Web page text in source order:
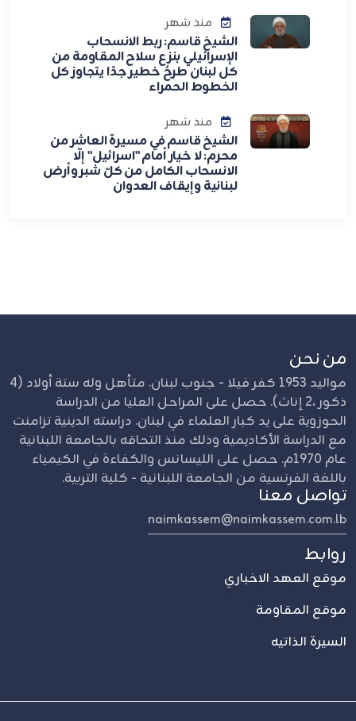
منذ شهر
الشيخ قاسم: ربط الانسحاب
الإسرائيلي بنزع سلاح المقاومة من
كل لبنان طرحٌ خطير جدًا يتجاوز كل
الخطوط الحمراء
منذ شهر
الشيخ قاسم في مسيرة العاشر من
محرم: لا خيار أمام "اسرائيل" إلّا
الانسحاب الكامل من كلّ شبر وأرض
لبنانية وإيقاف العدوان
من نحن
مواليد 1953 كفر فيلا - جنوب لبنان. متأهل وله ستة أولاد (4
ذكور ،2 إناث). حصل على المراحل العليا من الدراسة
الحوزوية على يد كبار العلماء في لبنان. دراسته الدينية تزامنت
مع الدراسة الأكاديمية وذلك منذ التحاقه بالجامعة اللبنانية
عام 1970م. حصل على الليسانس والكفاءة في الكيمياء
باللغة الفرنسية من الجامعة اللبنانية - كلية التربية.
تواصل معنا
naimkassem@naimkassem.com.lb
روابط
موقع العهد الاخباري
موقع المقاومة
السيرة الذاتيه